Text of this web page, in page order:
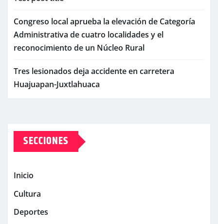
Congreso local aprueba la elevación de Categoría
Administrativa de cuatro localidades y el
reconocimiento de un Núcleo Rural
Tres lesionados deja accidente en carretera
Huajuapan-Juxtlahuaca
SECCIONES
Inicio
Cultura
Deportes